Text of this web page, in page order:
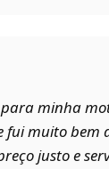
minha
fui muito bem
justo e